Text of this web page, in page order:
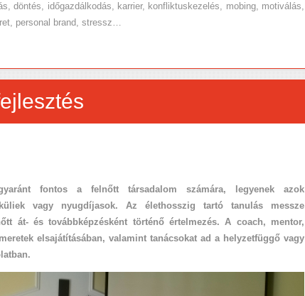
döntés, időgazdálkodás, karrier, konfliktuskezelés, mobing, motiválás,
personal brand, stressz…
fontos a felnőtt társadalom számára, legyenek azok
vagy nyugdíjasok. Az élethosszig tartó tanulás messze
át- és továbbképzésként történő értelmezés. A coach, mentor,
elsajátításában, valamint tanácsokat ad a helyzetfüggő vagy